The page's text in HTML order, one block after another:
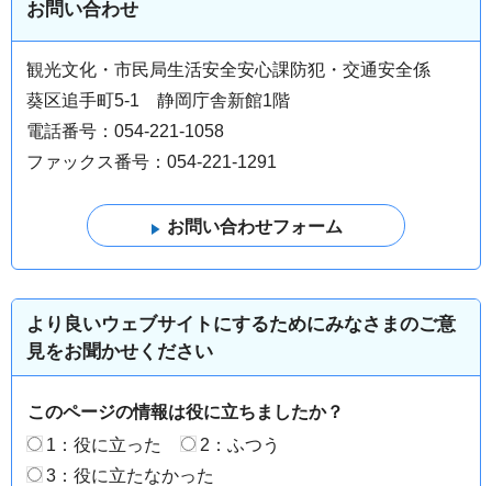
お問い合わせ
観光文化・市民局生活安全安心課防犯・交通安全係
葵区追手町5-1 静岡庁舎新館1階
電話番号：054-221-1058
ファックス番号：054-221-1291
より良いウェブサイトにするためにみなさまのご意
見をお聞かせください
このページの情報は役に立ちましたか？
1：役に立った
2：ふつう
3：役に立たなかった